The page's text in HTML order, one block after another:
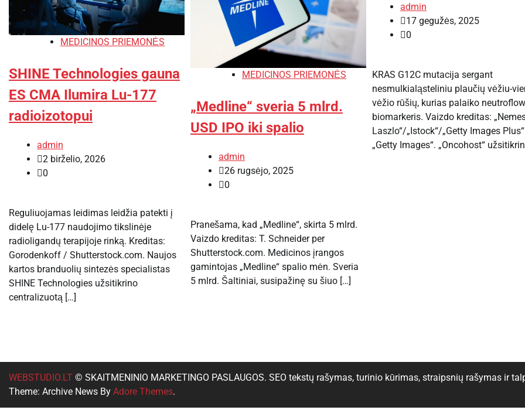
MEDICINOS PRIEMONĖS
SHINE Technologies gauna
ES CMA Ilumira Lu-177
radioizotopui
admin
2 birželio, 2026
0
Reguliuojamas leidimas leidžia patekti į
didelę Lu-177 naudojimo tikslinėje
radioligandų terapijoje rinką. Kreditas:
Gorodenkoff / Shutterstock.com. Naujos
kartos branduolių sintezės specialistas
SHINE Technologies užsitikrino
centralizuotą […]
MEDICINOS PRIEMONĖS
„Medline“ sveria 5 mlrd.
USD IPO iki spalio
admin
26 rugsėjo, 2025
0
Pranešama, kad „Medline“, skirta 5 mlrd.
Vaizdo kreditas: T. Schneider per
Shutterstock.com. Medicinos įrangos
gamintojas „Medline“ spalio mėn. Sveria
5 mlrd. Šaltiniai, susipažinę su šiuo […]
admin
17 gegužės, 2025
0
KRAS G12C mutacija sergant
nesmulkialąsteliniu plaučių vėžiu-
vėžio rūšių, kurias palaiko neutroflow
biomarkeris. Vaizdo kreditas:
Laszlo“/„Istock“/„Getty Images
„Getty Images“. „Oncohost“
WEBSTUDIO.LT © SKAITMENINIO MARKETINGO PASLAUGOS. SEO tekstų rašymas, turinio kūrimas, straipsnių rašymas ir
Theme: Archive News By Adore Themes.